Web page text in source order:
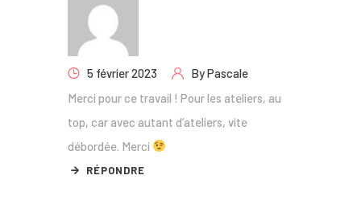
5 février 2023 ByPascale
Merci pour ce travail ! Pour les ateliers, au
top, car avec autant d’ateliers, vite
débordée. Merci
RÉPONDRE